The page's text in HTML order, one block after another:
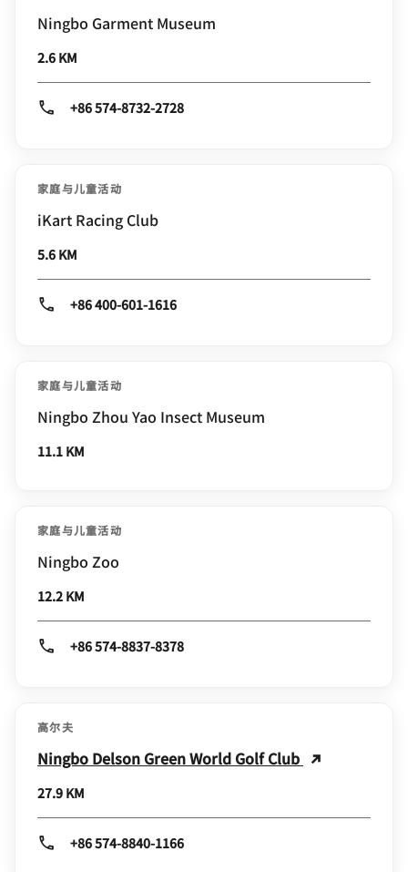
Ningbo Garment Museum
2.6 KM
+86 574-8732-2728
家庭与儿童活动
iKart Racing Club
5.6 KM
+86 400-601-1616
家庭与儿童活动
Ningbo Zhou Yao Insect Museum
11.1 KM
家庭与儿童活动
Ningbo Zoo
12.2 KM
+86 574-8837-8378
高尔夫
Ningbo Delson Green World Golf Club
27.9 KM
+86 574-8840-1166